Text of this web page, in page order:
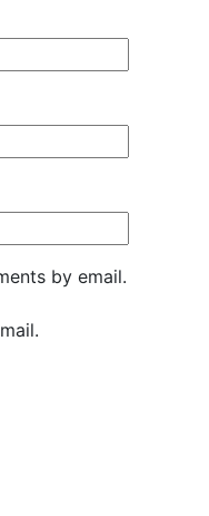
by email.